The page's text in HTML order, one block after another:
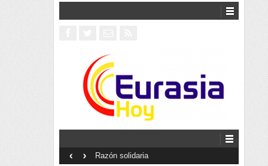
Interventionism estatal
‹ ›